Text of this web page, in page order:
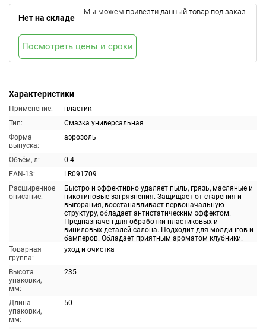
Характеристики
Применение:
пластик
Тип:
Смазка универсальная
Форма
выпуска:
аэрозоль
Объём, л:
0.4
EAN-13:
LR091709
Расширенное
описание:
Быстро и эффективно удаляет пыль, грязь, масляные и
никотиновые загрязнения. Защищает от старения и
выгорания, восстанавливает первоначальную
структуру, обладает антистатическим эффектом.
Предназначен для обработки пластиковых и
виниловых деталей салона. Подходит для молдингов и
бамперов. Обладает приятным ароматом клубники.
Товарная
группа:
уход и очистка
Высота
упаковки,
мм:
235
Длина
упаковки,
мм:
50
Нет на складе
Мы можем привезти данный товар под заказ.
Посмотреть цены и сроки